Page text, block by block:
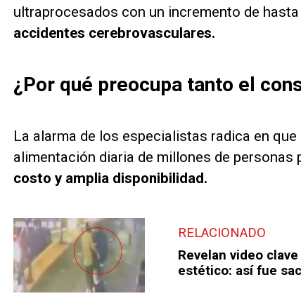
ultraprocesados con un incremento de hasta
accidentes cerebrovasculares.
¿Por qué preocupa tanto el
La alarma de los especialistas radica en
alimentación diaria de millones de personas
costo y amplia disponibilidad.
RELACIONADO
Revelan video
estético: así fue